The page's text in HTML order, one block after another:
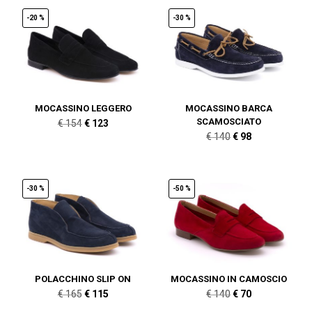
-20 %
MOCASSINO LEGGERO
€154 Il
€123Il
-30 %
MOCASSINO BARCA
SCAMOSCIATO
€140Il
€ 140.
€ 98Il
€ 98.
-30 %
POLACCHINO SLIP ON
€165 Il
€115Il
-50 %
MOCASSINO IN CAMOSCIO
€140Il
€ 70Il